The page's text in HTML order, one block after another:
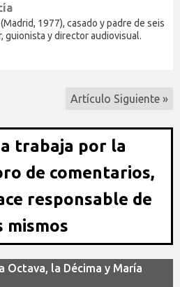
1977), casado y padre de seis
guionista y director audiovisual.
Artículo Siguiente »
trabaja por la
de comentarios,
responsable de
mismos
Octava, la Décima y María